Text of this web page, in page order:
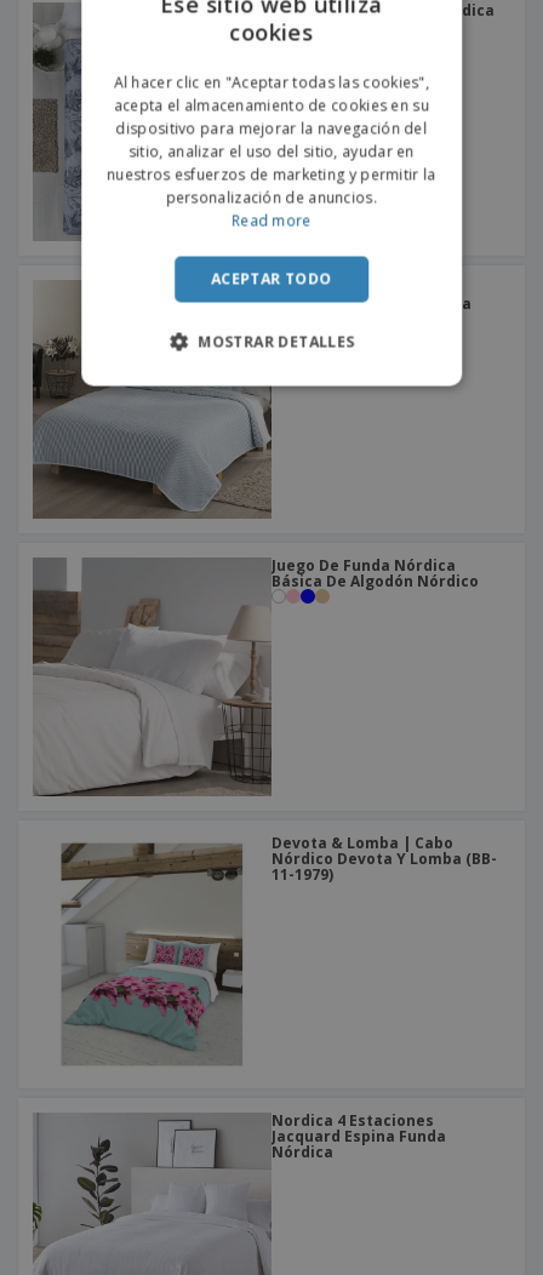
Funda Nórdica Selva Nórdica
Funda Nórdica Nordica 4
Estaciones Jacquard Pana
Juego De Funda Nórdica
Básica De Algodón Nórdico
Devota & Lomba | Cabo
Nórdico Devota Y Lomba (BB-
11-1979)
Nordica 4 Estaciones
Jacquard Espina Funda
Nórdica
SPANISH
cookies
Al hacer clic en "Aceptar todas las cookies",
acepta el almacenamiento de cookies en su
dispositivo para mejorar la navegación del
sitio, analizar el uso del sitio, ayudar en
nuestros esfuerzos de marketing y permitir la
personalización de anuncios.
Read more
ACEPTAR TODO
MOSTRAR DETALLES